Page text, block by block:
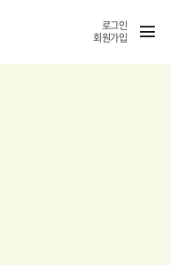
로그인
회원가입